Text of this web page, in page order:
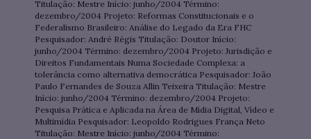
Titulação: Mestre Início: junho/2004 Término:
dezembro/2004 Projeto: Reformas Constitucionais e o
Federalismo Brasileiro: Análise do Legado da Era FHC
Pesquisador: André Régis Titulação: Doutor Início:
junho/2004 Término: dezembro/2004 Projeto: Jurisdição e
Direitos Fundamentais Numa Sociedade Complexa: a
tolerância como alternativa democrática Pesquisador: João
Paulo Fernandes de Souza Allin Teixeira Titulação: Mestre
Início: junho/2004 Término: dezembro/2004 Projeto:
Pesquisa Prática e Aplicada na Área de Mídia Digital, Vídeo e
Multimídia Pesquisador: Leopoldo Rodrigues França Neto
Titulação: Mestre Início: junho/2004 Término: